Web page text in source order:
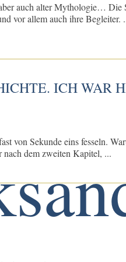
auch alter Mythologie… Die
vor allem auch ihre Begleiter.
ICH WAR
von Sekunde eins fesseln.
nach dem zweiten Kapitel, ...